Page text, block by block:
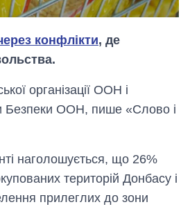
конфлікти, де
організації ООН і
Безпеки ООН, пише «Слово і
наголошується, що 26%
територій Донбасу і
прилеглих до зони
Скільки картоплі